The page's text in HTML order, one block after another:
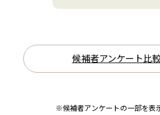
候補者アンケート比
※候補者アンケートの一部を表